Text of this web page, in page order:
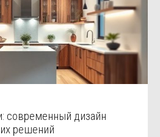
современный дизайн
решений